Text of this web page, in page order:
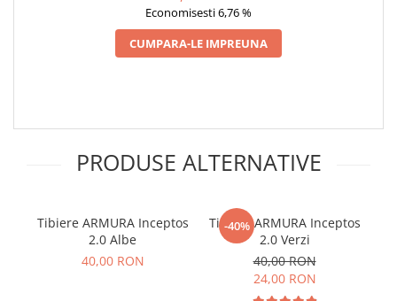
Economisesti 6,76 %
CUMPARA-LE IMPREUNA
PRODUSE ALTERNATIVE
Tibiere ARMURA Inceptos
2.0 Albe
40,00 RON
-40%
Tibiere ARMURA Inceptos
2.0 Verzi
40,00 RON
24,00 RON